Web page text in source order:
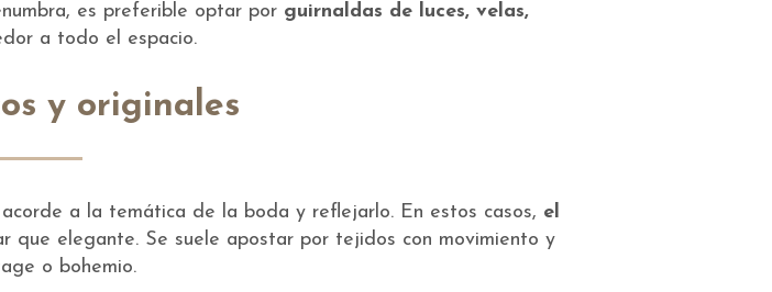
es preferible optar por guirnaldas de luces, velas,
a todo el espacio.
y originales
a la temática de la boda y reflejarlo. En estos casos, el
que elegante. Se suele apostar por tejidos con movimiento y
o bohemio.